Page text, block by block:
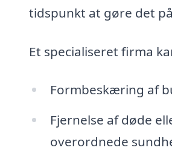
tidspunkt at gøre det
Et specialiseret firma
Formbeskæring af
Fjernelse af døde
overordnede